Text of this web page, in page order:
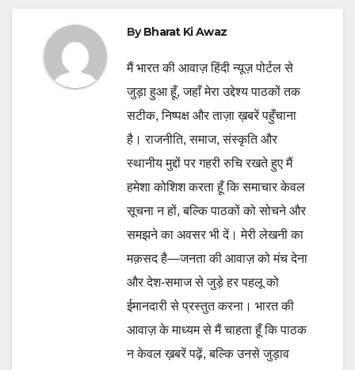
ByBharat Ki Awaz
मैं भारत की आवाज़ हिंदी न्यूज़ पोर्टल से
जुड़ा हुआ हूँ, जहाँ मेरा उद्देश्य पाठकों तक
सटीक, निष्पक्ष और ताज़ा ख़बरें पहुँचाना
है। राजनीति, समाज, संस्कृति और
स्थानीय मुद्दों पर गहरी रुचि रखते हुए मैं
हमेशा कोशिश करता हूँ कि समाचार केवल
सूचना न हों, बल्कि पाठकों को सोचने और
समझने का अवसर भी दें। मेरी लेखनी का
मक़सद है—जनता की आवाज़ को मंच देना
और देश-समाज से जुड़े हर पहलू को
ईमानदारी से प्रस्तुत करना। भारत की
आवाज़ के माध्यम से मैं चाहता हूँ कि पाठक
न केवल ख़बरें पढ़ें, बल्कि उनसे जुड़ाव